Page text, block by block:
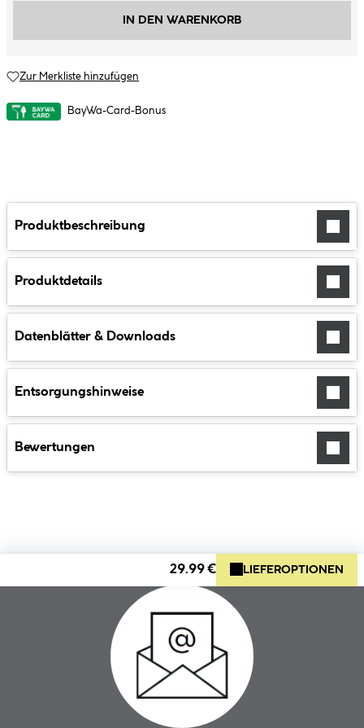
IN DEN WARENKORB
Zur Merkliste hinzufügen
BayWa-Card-Bonus
Produktbeschreibung
Produktdetails
Datenblätter & Downloads
Entsorgungshinweise
Bewertungen
29.99 € LIEFEROPTIONEN